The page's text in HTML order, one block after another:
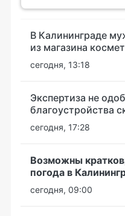
В Калининграде
из магазина
сегодня, 13:18
Экспертиза не
благоустройства
сегодня, 17:28
Возможны
погода в
сегодня, 09:00